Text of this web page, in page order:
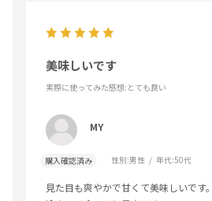
美味しいです
実際に使ってみた感想:とても良い
MY
購入確認済み 性別:男性 年代:50代
見た目も爽やかで甘くて美味しいです。